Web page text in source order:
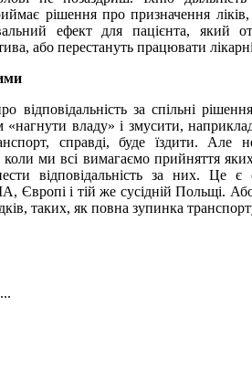
рішення про призначення
ефект для пацієнта, який
або перестануть працювати
відповідальність за спільні
владу» і змусити, наприклад
справді, буде їздити. Але
ми всі вимагаємо прийняття
відповідальність за них. Це є
Європі і тій же сусідній Польщі.
таких, як повна зупинка